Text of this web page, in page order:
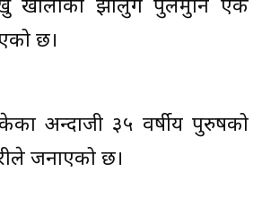
खोलाको झोलुंगे पुलमुनि एक
छ।
अन्दाजी ३५ वर्षीय पुरुषको
जनाएको छ।